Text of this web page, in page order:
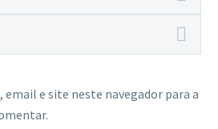
email e site neste navegador para a